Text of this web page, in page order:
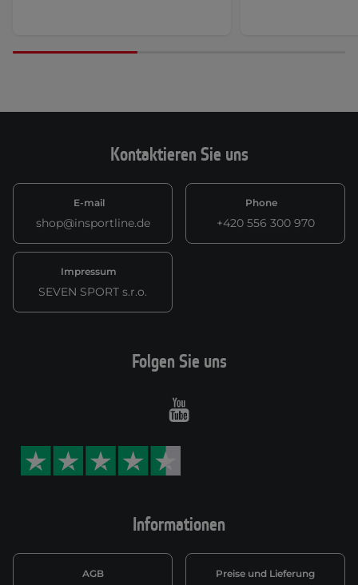
Kontaktieren Sie uns
E-mail
shop@insportline.de
Phone
+420 556 300 970
Impressum
SEVEN SPORT s.r.o.
Informationen
AGB Preise und Lieferung
Folgen Sie uns
Youtube